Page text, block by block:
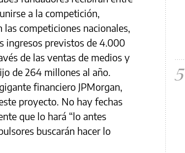
a la competición,
competiciones nacionales,
ingresos previstos de 4.000
de las ventas de medios y
de 264 millones al año.
financiero JPMorgan,
proyecto. No hay fechas
que lo hará “lo antes
buscarán hacer lo
5